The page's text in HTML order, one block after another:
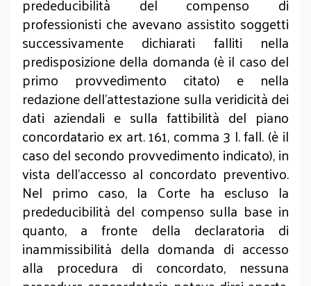
professionisti che avevano assistito soggetti
successivamente dichiarati falliti nella
predisposizione della domanda (è il caso del
primo provvedimento citato) e nella
redazione dell’attestazione sulla veridicità dei
dati aziendali e sulla fattibilità del piano
concordatario ex art. 161, comma 3 l. fall. (è il
caso del secondo provvedimento indicato), in
vista dell’accesso al concordato preventivo.
Nel primo caso, la Corte ha escluso la
prededucibilità del compenso sulla base in
quanto, a fronte della declaratoria di
inammissibilità della domanda di accesso
alla procedura di concordato, nessuna